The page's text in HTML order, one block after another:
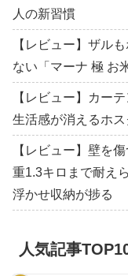
人の新習慣
【レビュー】ザル
ない「マーナ 極 お
【レビュー】カー
生活感が消えるホ
【レビュー】壁を
重1.3キロまで耐え
浮かせ収納が捗る
人気記事